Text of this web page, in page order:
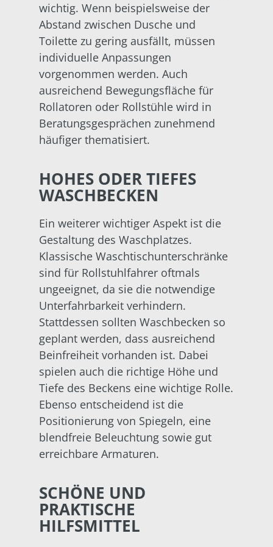
wichtig. Wenn beispielsweise der
Abstand zwischen Dusche und
Toilette zu gering ausfällt, müssen
individuelle Anpassungen
vorgenommen werden. Auch
ausreichend Bewegungsfläche für
Rollatoren oder Rollstühle wird in
Beratungsgesprächen zunehmend
häufiger thematisiert.
HOHES ODER TIEFES
WASCHBECKEN
Ein weiterer wichtiger Aspekt ist die
Gestaltung des Waschplatzes.
Klassische Waschtischunterschränke
sind für Rollstuhlfahrer oftmals
ungeeignet, da sie die notwendige
Unterfahrbarkeit verhindern.
Stattdessen sollten Waschbecken so
geplant werden, dass ausreichend
Beinfreiheit vorhanden ist. Dabei
spielen auch die richtige Höhe und
Tiefe des Beckens eine wichtige Rolle.
Ebenso entscheidend ist die
Positionierung von Spiegeln, eine
blendfreie Beleuchtung sowie gut
erreichbare Armaturen.
SCHÖNE UND
PRAKTISCHE
HILFSMITTEL